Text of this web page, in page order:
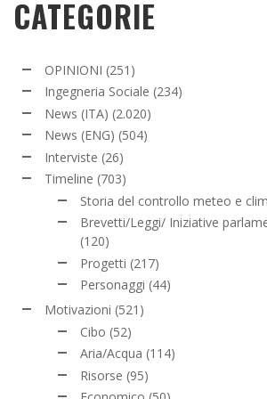
CATEGORIE
OPINIONI (251)
Ingegneria Sociale (234)
News (ITA) (2.020)
News (ENG) (504)
Interviste (26)
Timeline (703)
Storia del controllo meteo e
Brevetti/Leggi/ Iniziative
(120)
Progetti (217)
Personaggi (44)
Motivazioni (521)
Cibo (52)
Aria/Acqua (114)
Risorse (95)